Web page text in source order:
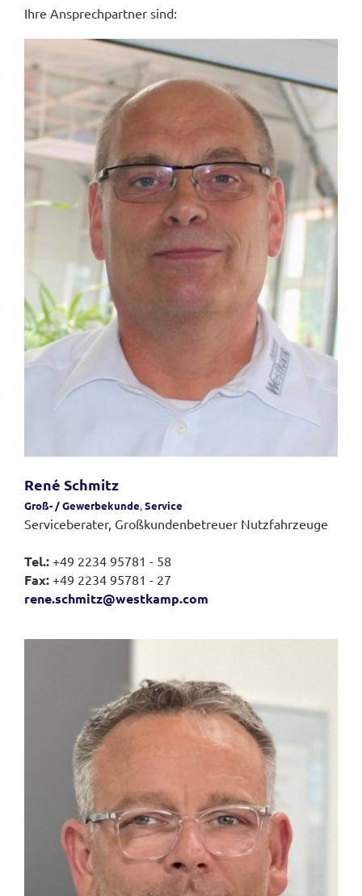
Ihre Ansprechpartner sind:
René Schmitz
Groß- / Gewerbekunde,Service
Serviceberater, Großkundenbetreuer Nutzfahrzeuge
Tel.: +49 2234 95781 - 58
Fax: +49 2234 95781 - 27
rene.schmitz@westkamp.com